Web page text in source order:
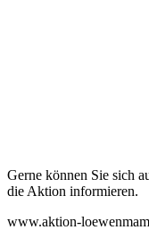
Gerne können Sie sich
die Aktion informieren.
www.aktion-